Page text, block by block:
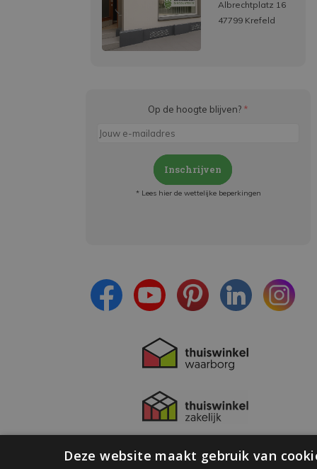
Albrechtplatz 16
47799 Krefeld
Op de hoogte blijven? *
Inschrijven
* Lees hier de wettelijke beperkingen
Deze website maakt gebruik van